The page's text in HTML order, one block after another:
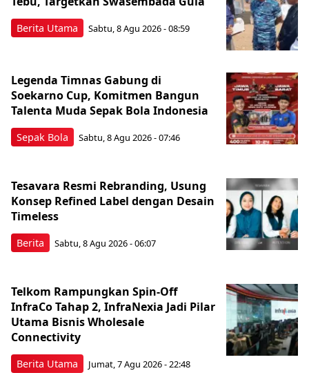
Berita Utama Sabtu, 8 Agu 2026 - 08:59
Sepak Bola
Legenda Timnas Gabung di
Soekarno Cup, Komitmen Bangun
Talenta Muda Sepak Bola Indonesia
Sabtu, 8 Agu 2026 - 07:46
Berita
Tesavara Resmi Rebranding, Usung
Konsep Refined Label dengan Desain
Timeless
Sabtu, 8 Agu 2026 - 06:07
Berita Utama
Telkom Rampungkan Spin-Off
InfraCo Tahap 2, InfraNexia Jadi Pilar
Utama Bisnis Wholesale
Connectivity
Jumat, 7 Agu 2026 - 22:48